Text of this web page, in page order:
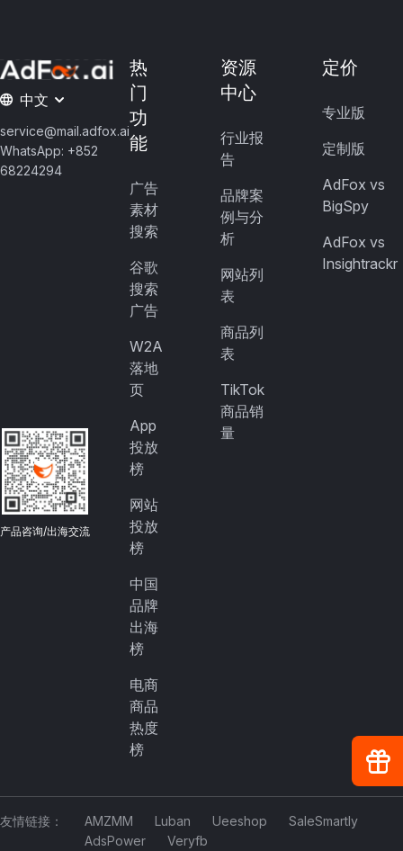
中文
service@mail.adfox.ai
WhatsApp: +852
68224294
产品咨询/出海交流
热
门
功
能
广告
素材
搜索
谷歌
搜索
广告
W2A
落地
页
App
投放
榜
网站
投放
榜
中国
品牌
出海
榜
电商
商品
热度
榜
资源
中心
行业报
告
品牌案
例与分
析
网站列
表
商品列
表
TikTok
商品销
量
定价
专业版
定制版
AdFox vs
BigSpy
AdFox vs
Insightrackr
友情链接： AMZMM Luban Ueeshop
SaleSmartly
AdsPower
Veryfb